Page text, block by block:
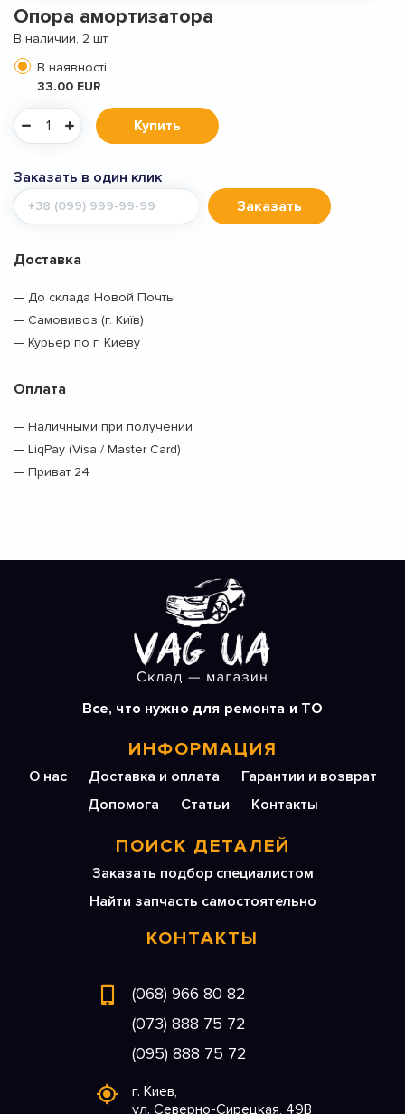
Опора амортизатора
В наличии, 2 шт.
В наявності
33.00 EUR
Купить
Заказать в один клик
Мобильный
телефон
Заказать
Доставка
— До склада Новой Почты
— Самовивоз (г. Київ)
— Курьер по г. Киеву
Оплата
— Наличными при получении
— LiqPay (Visa / Master Card)
— Приват 24
Все, что нужно для ремонта и ТО
ИНФОРМАЦИЯ
О нас Доставка и оплата
Гарантии и возврат
Допомога
Статьи Контакты
ПОИСК ДЕТАЛЕЙ
Заказать подбор специалистом
Найти запчасть самостоятельно
КОНТАКТЫ
(068) 966 80 82
(073) 888 75 72
(095) 888 75 72
г. Киев,
ул. Северно-Сирецкая, 49В